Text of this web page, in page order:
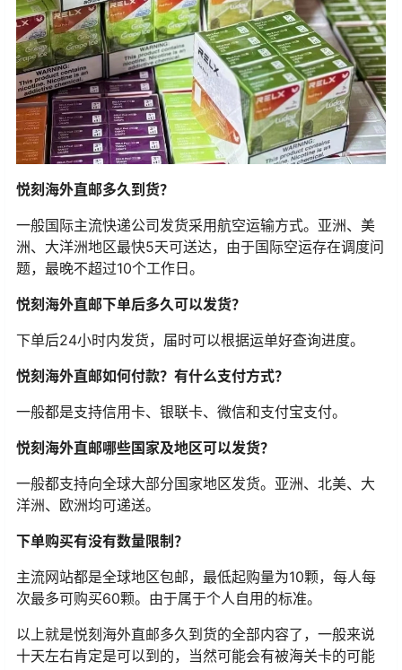
悦刻海外直邮多久到货？
一般国际主流快递公司发货采用航空运输方式。亚洲、美
洲、大洋洲地区最快5天可送达，由于国际空运存在调度问
题，最晚不超过10个工作日。
悦刻海外直邮下单后多久可以发货？
下单后24小时内发货，届时可以根据运单好查询进度。
悦刻海外直邮如何付款？有什么支付方式？
一般都是支持信用卡、银联卡、微信和支付宝支付。
悦刻海外直邮哪些国家及地区可以发货？
一般都支持向全球大部分国家地区发货。亚洲、北美、大
洋洲、欧洲均可递送。
下单购买有没有数量限制？
主流网站都是全球地区包邮，最低起购量为10颗，每人每
次最多可购买60颗。由于属于个人自用的标准。
以上就是悦刻海外直邮多久到货的全部内容了，一般来说
十天左右肯定是可以到的，当然可能会有被海关卡的可能